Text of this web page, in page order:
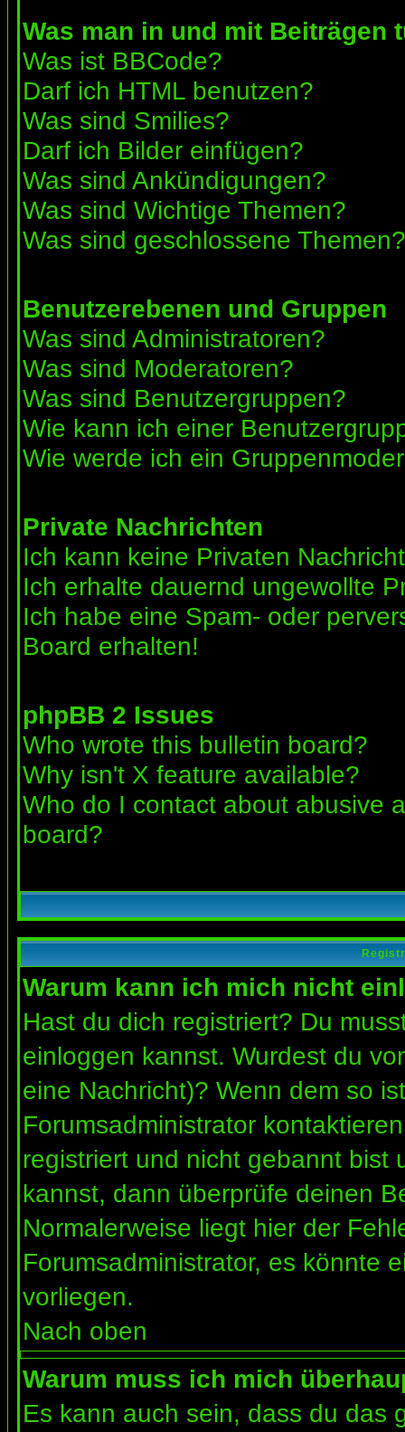
Was man in und mit Beiträgen
Was ist BBCode?
Darf ich HTML benutzen?
Was sind Smilies?
Darf ich Bilder einfügen?
Was sind Ankündigungen?
Was sind Wichtige Themen?
Was sind geschlossene Themen?
Benutzerebenen und Gruppen
Was sind Administratoren?
Was sind Moderatoren?
Was sind Benutzergruppen?
Wie kann ich einer
Wie werde ich ein
Private Nachrichten
Ich kann keine Privaten
Ich erhalte dauernd ungewollte
Ich habe eine Spam- oder
Board erhalten!
phpBB 2 Issues
Who wrote this bulletin board?
Why isn't X feature available?
Who do I contact about abusive
board?
Warum kann ich mich nicht
Hast du dich registriert? Du
einloggen kannst. Wurdest du
eine Nachricht)? Wenn dem so
Forumsadministrator
registriert und nicht gebannt bist
kannst, dann überprüfe deinen
Normalerweise liegt hier der
Forumsadministrator, es könnte
vorliegen.
Nach oben
Warum muss ich mich
Es kann auch sein, dass du das